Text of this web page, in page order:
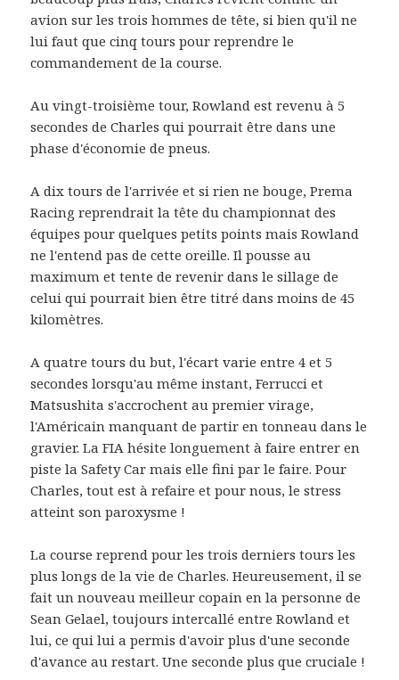
avion sur les trois hommes de tête, si bien qu'il ne
lui faut que cinq tours pour reprendre le
commandement de la course.
Au vingt-troisième tour, Rowland est revenu à 5
secondes de Charles qui pourrait être dans une
phase d'économie de pneus.
A dix tours de l'arrivée et si rien ne bouge, Prema
Racing reprendrait la tête du championnat des
équipes pour quelques petits points mais Rowland
ne l'entend pas de cette oreille. Il pousse au
maximum et tente de revenir dans le sillage de
celui qui pourrait bien être titré dans moins de 45
kilomètres.
A quatre tours du but, l'écart varie entre 4 et 5
secondes lorsqu'au même instant, Ferrucci et
Matsushita s'accrochent au premier virage,
l'Américain manquant de partir en tonneau dans le
gravier. La FIA hésite longuement à faire entrer en
piste la Safety Car mais elle fini par le faire. Pour
Charles, tout est à refaire et pour nous, le stress
atteint son paroxysme !
La course reprend pour les trois derniers tours les
plus longs de la vie de Charles. Heureusement, il se
fait un nouveau meilleur copain en la personne de
Sean Gelael, toujours intercallé entre Rowland et
lui, ce qui lui a permis d'avoir plus d'une seconde
d'avance au restart. Une seconde plus que cruciale !